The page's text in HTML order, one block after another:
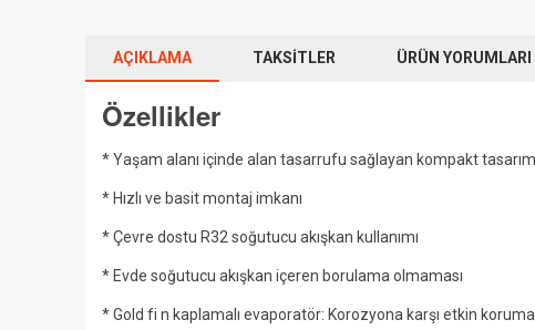
AÇIKLAMA TAKSITLER ÜRÜN YORUMLARI
Özellikler
* Yaşam alanı içinde alan tasarrufu sağlayan kompakt tasarım
* Hızlı ve basit montaj imkanı
* Çevre dostu R32 soğutucu akışkan kullanımı
* Evde soğutucu akışkan içeren borulama olmaması
* Gold fi n kaplamalı evaporatör: Korozyona karşı etkin koruma